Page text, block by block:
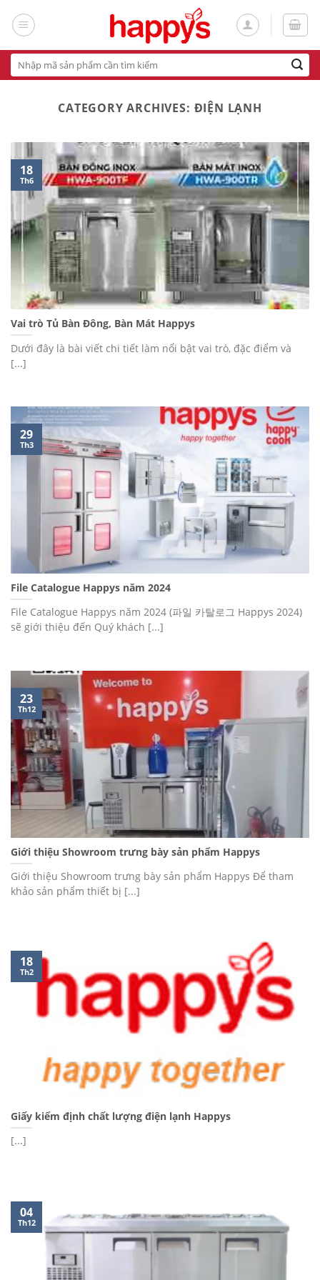
Tìm
kiếm:
CATEGORY ARCHIVES: ĐIỆN LẠNH
Vai trò Tủ Bàn Đông, Bàn Mát Happys
Dưới đây là bài viết chi tiết làm nổi bật vai trò, đặc điểm và
[...]
18
Th6
File Catalogue Happys năm 2024
File Catalogue Happys năm 2024 (파일 카탈로그 Happys 2024)
sẽ giới thiệu đến Quý khách [...]
29
Th3
Giới thiệu Showroom trưng bày sản phẩm Happys
Giới thiệu Showroom trưng bày sản phẩm Happys Để tham
khảo sản phẩm thiết bị [...]
23
Th12
Giấy kiểm định chất lượng điện lạnh Happys
[...]
18
Th2
04
Th12